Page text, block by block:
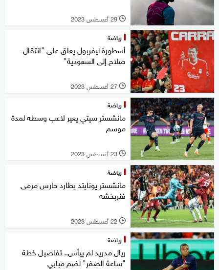
l 29 أغسطس 2023
رياضة
أسطورة ليفربول يعلق على "انتقال
صلاح إلى السعودية"
l 27 أغسطس 2023
رياضة
مانشستر سيتي يعير لاعب وسطه لمدة
موسم
l 23 أغسطس 2023
رياضة
مانشستر يونايتد يطارد حارس مرمى
فنربخشه
l 22 أغسطس 2023
رياضة
ريال مدريد لم ييأس.. تفاصيل خطة
"ساعة الصفر" لضم مبابي